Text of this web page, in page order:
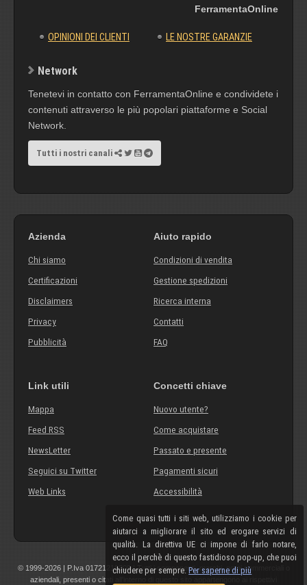
Come quasi tutti i siti web, utilizziamo i cookie per
aiutarci a migliorare il sito ed erogare servizi di
qualità. La direttiva UE ci impone di farlo notare,
ecco il perchè di questo fastidioso pop-up, che puoi
chiudere per sempre.Per saperne di più
FerramentaOnline
OPINIONI DEI CLIENTI LE NOSTRE GARANZIE
Network
Tenetevi in contatto con FerramentaOnline e condividete i
contenuti attraverso le più popolari piattaforme e Social
Network.
Tutti i nostri canali
Azienda
Chi siamo
Certificazioni
Disclaimers
Privacy
Pubblicità
Aiuto rapido
Condizioni di vendita
Gestione spedizioni
Ricerca interna
Contatti
FAQ
Link utili
Mappa
Feed RSS
NewsLetter
Seguici su Twitter
Web Links
Concetti chiave
Nuovo utente?
Come acquistare
Passato e presente
Pagamenti sicuri
Accessibilità
© 1999-2026 | P.Iva 01721210308 | Tutti i componenti, marchi, nomi commerciali o
aziendali, presenti o citati all'interno di questo sito appartengono ai rispettivi